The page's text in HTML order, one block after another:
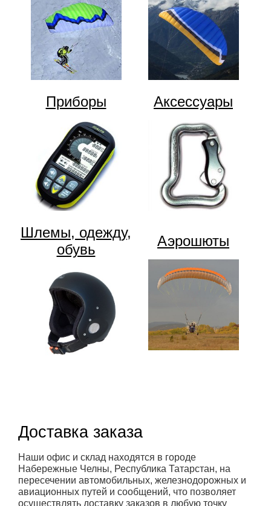
Приборы Аксессуары
Шлемы, одежду,
обувь
Аэрошюты
Доставка заказа
Наши офис и склад находятся в городе
Набережные Челны, Республика Татарстан, на
пересечении автомобильных, железнодорожных и
авиационных путей и сообщений, что позволяет
осуществлять доставку заказов в любую точку